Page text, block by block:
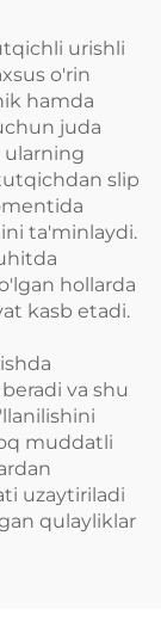
polda kaliti
urishli
o'rin
hamda
juda
ularning
slip
ta'minlaydi.
hollarda
kasb etadi.
va shu
muddatli
uzaytiriladi
qulayliklar